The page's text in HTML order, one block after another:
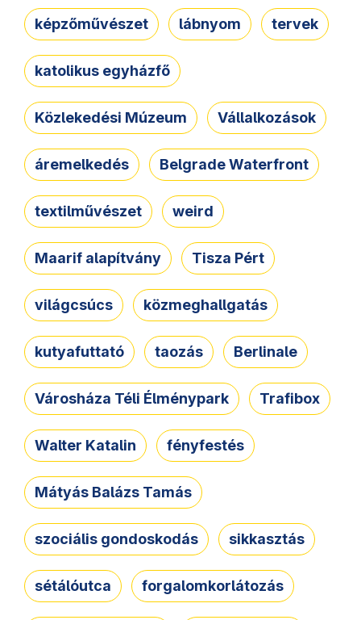
képzőművészet lábnyom tervek
katolikus egyházfő
Közlekedési Múzeum Vállalkozások
áremelkedés Belgrade Waterfront
textilművészet weird
Maarif alapítvány Tisza Pért
világcsúcs közmeghallgatás
kutyafuttató taozás Berlinale
Városháza Téli Élménypark Trafibox
Walter Katalin fényfestés
Mátyás Balázs Tamás
szociális gondoskodás sikkasztás
sétálóutca forgalomkorlátozás